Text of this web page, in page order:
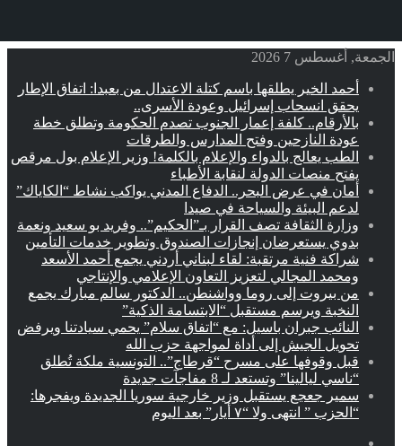
الجمعة, أغسطس 7 2026
أحمد الخير يطلقها باسم كتلة الاعتدال من بعبدا: اتفاق الإطار
يحقق انسحاب إسرائيل وعودة الأسرى..
بالأرقام.. كلفة إعمار الجنوب تصدم الحكومة وتطلق خطة
عودة النازحين وفتح المدارس والطرقات
الطب يعالج بالدواء والإعلام بالكلمة! وزير الإعلام بول مرقص
يفتح منصات الدولة لنقابة الأطباء
أمان في عرض البحر.. الدفاع المدني يواكب نشاط “الكاياك”
لدعم البيئة والسياحة في صيدا
وزارة الثقافة تصف القرار بـ”الحكيم”.. وفريد بو سعيد ونعمة
بدوي يستعرضان إنجازات الصندوق وتطوير خدمات التأمين
شراكة فنية مرتقبة: لقاء لبناني أردني يجمع أحمد الأسعد
ومحمد المجالي لتعزيز التعاون الإعلامي والإنتاجي
من بيروت إلى روما وواشنطن.. الدكتور سالم مبارك يجمع
النخبة ويرسم مستقبل “الابتسامة الذكية”
النائب جبران باسيل: مع “اتفاق سلام” يحمي سيادتنا ويرفض
تحويل الجيش إلى أداة لمواجهة حزب الله
قبل وقوفها على مسرح “قرطاج”.. التونسية ملكة تُطلق
“ناسي ليالينا” وتستعد لـ 8 مفاجآت جديدة
سمير جعجع يستقبل وزير خارجية سوريا الجديدة ويفجرها:
“الحزب ” انتهى ولا “٧ أيار” بعد اليوم